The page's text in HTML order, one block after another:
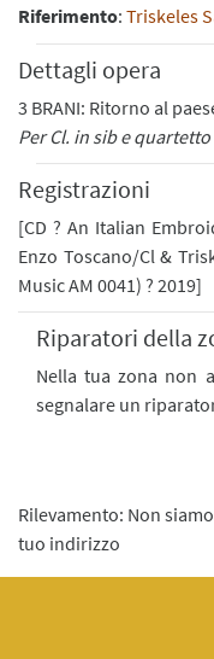
Riferimento: Triskeles
Dettagli opera
3 BRANI: Ritorno al
Per Cl. in sib e quartetto
Registrazioni
[CD ? An Italian
Enzo Toscano/Cl &
Music AM 0041) ? 2019]
Riparatori della
Nella tua zona non
segnalare un
Rilevamento: Non
tuo indirizzo